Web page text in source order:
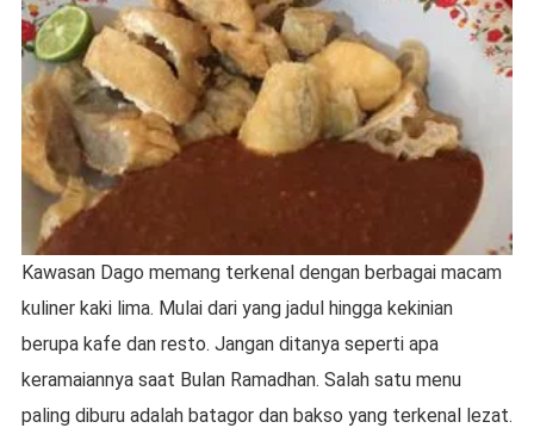
Kawasan Dago memang terkenal dengan berbagai macam
kuliner kaki lima. Mulai dari yang jadul hingga kekinian
berupa kafe dan resto. Jangan ditanya seperti apa
keramaiannya saat Bulan Ramadhan. Salah satu menu
paling diburu adalah batagor dan bakso yang terkenal lezat.